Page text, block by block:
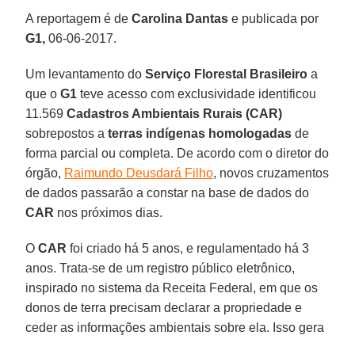
A reportagem é deCarolina Dantas e publicada por
G1, 06-06-2017.
Um levantamento doServiço Florestal Brasileiro a
que oG1 teve acesso com exclusividade identificou
11.569Cadastros Ambientais Rurais (CAR)
sobrepostos aterras indígenas homologadas de
forma parcial ou completa. De acordo com o diretor do
órgão, Raimundo Deusdará Filho, novos cruzamentos
de dados passarão a constar na base de dados do
CAR nos próximos dias.
OCAR foi criado há 5 anos, e regulamentado há 3
anos. Trata-se de um registro público eletrônico,
inspirado no sistema da Receita Federal, em que os
donos de terra precisam declarar a propriedade e
ceder as informações ambientais sobre ela. Isso gera